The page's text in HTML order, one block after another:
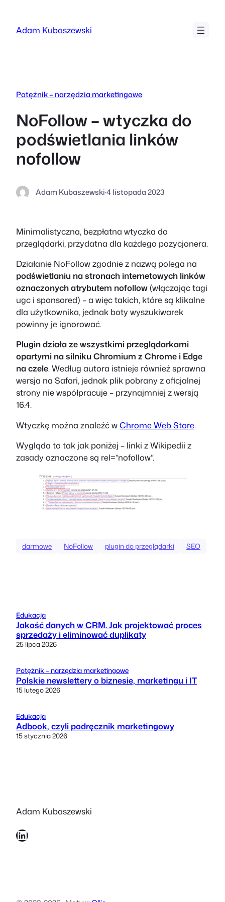
treściAdam Kubaszewski
Potężnik – narzędzia marketingowe
NoFollow – wtyczka do
podświetlania linków
nofollow
Adam Kubaszewski·4 listopada 2023
Minimalistyczna, bezpłatna wtyczka do
przeglądarki, przydatna dla każdego pozycjonera.
Działanie NoFollow zgodnie z nazwą polega na
podświetlaniu na stronach internetowych linków
oznaczonych atrybutem nofollow(włączając tagi
ugc i sponsored) – a więc takich, które są klikalne
dla użytkownika, jednak boty wyszukiwarek
powinny je ignorować.
Plugin działa ze wszystkimi przeglądarkami
opartymi na silniku Chromium z Chrome i Edge
na czele. Według autora istnieje również sprawna
wersja na Safari, jednak plik pobrany z oficjalnej
strony nie współpracuje – przynajmniej z wersją
16.4.
Wtyczkę można znaleźć wChrome Web Store.
Wygląda to tak jak poniżej – linki z Wikipedii z
zasady oznaczone są rel=”nofollow”.
darmowe NoFollow plugin do przeglądarki SEO
Edukacja
Jakość danych w CRM. Jak projektować proces
sprzedaży i eliminować duplikaty
25 lipca 2026
Potężnik – narzędzia marketingowe
Polskie newslettery o biznesie, marketingu i IT
15 lutego 2026
Edukacja
Adbook, czyli podręcznik marketingowy
15 stycznia 2026
Adam Kubaszewski
LinkedIn